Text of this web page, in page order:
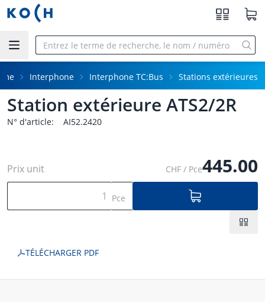
Aller au contenu principal
Interphone Interphone TC:Bus Stations extérieures
Station extérieure ATS2/2R
N° d'article: AI52.2420
Prix unit CHF / Pce445.00
Pce
TÉLÉCHARGER PDF